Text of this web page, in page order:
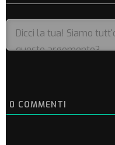
0 COMMENTI